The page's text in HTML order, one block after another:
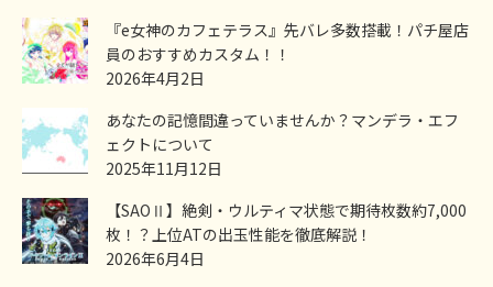
『e女神のカフェテラス』先バレ多数搭載！パチ屋店
員のおすすめカスタム！！
2026年4月2日
あなたの記憶間違っていませんか？マンデラ・エフ
ェクトについて
2025年11月12日
【SAOⅡ】絶剣・ウルティマ状態で期待枚数約7,000
枚！？上位ATの出玉性能を徹底解説！
2026年6月4日